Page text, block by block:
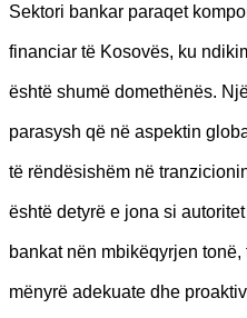
Sektori bankar paraqet
financiar të Kosovës, ku
është shumë domethënës.
parasysh që në aspektin
të rëndësishëm në
është detyrë e jona si
bankat nën mbikëqyrjen
mënyrë adekuate dhe